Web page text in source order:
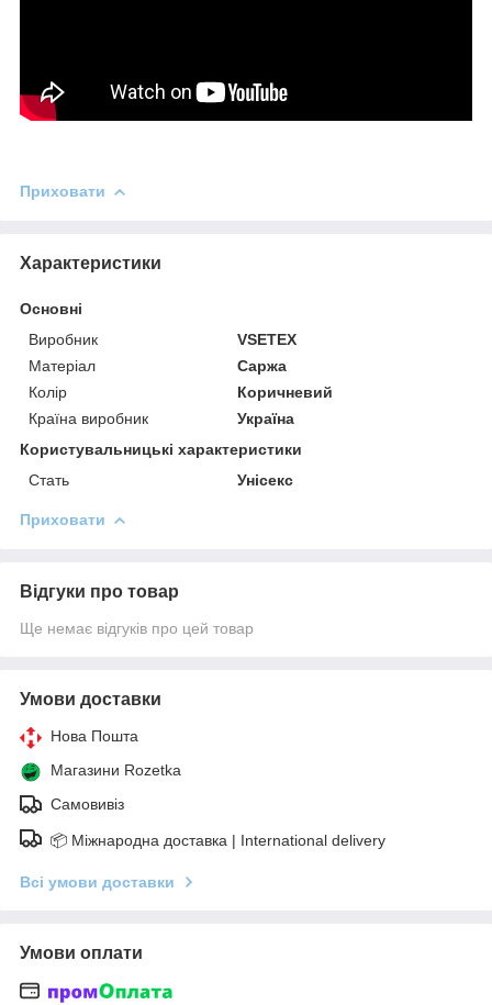
Приховати
Характеристики
Основні
Виробник
VSETEX
Матеріал
Саржа
Колір
Коричневий
Країна виробник
Україна
Користувальницькі характеристики
Стать
Унісекс
Приховати
Відгуки про товар
Ще немає відгуків про цей товар
Умови доставки
Нова Пошта
Магазини Rozetka
Самовивіз
📦 Міжнародна доставка | International delivery
Всі умови доставки
Умови оплати